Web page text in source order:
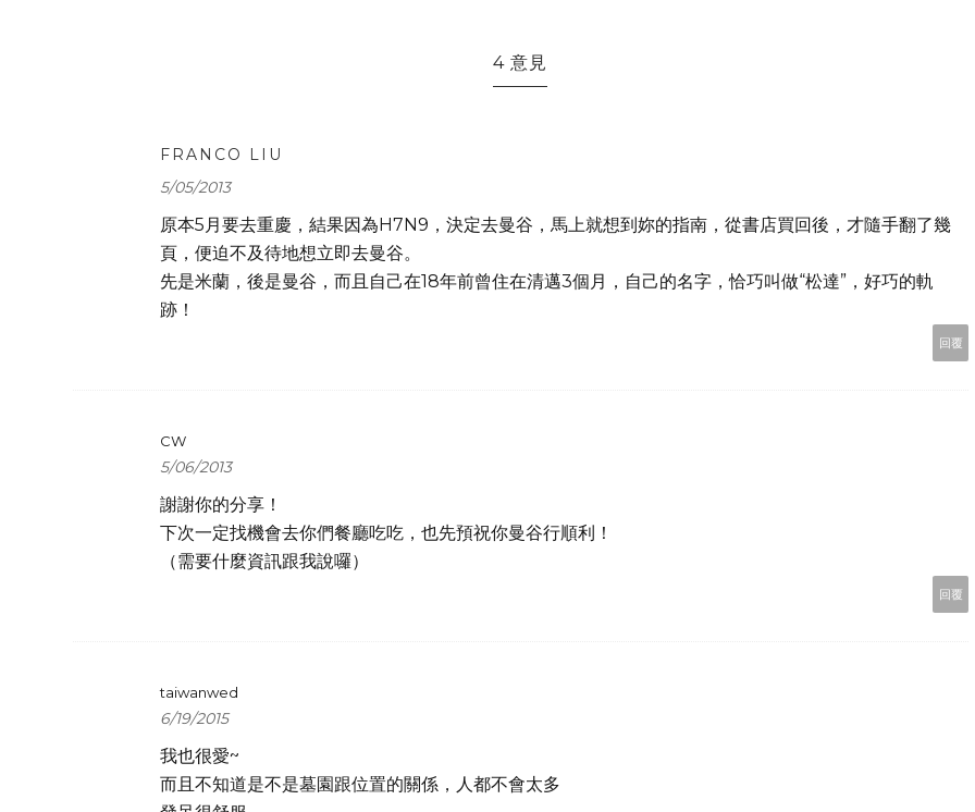
4 意見
FRANCO LIU
5/05/2013
原本5月要去重慶，結果因為H7N9，決定去曼谷，馬上就想到妳的指南，從書店買回後，才隨手翻了幾
頁，便迫不及待地想立即去曼谷。
先是米蘭，後是曼谷，而且自己在18年前曾住在清邁3個月，自己的名字，恰巧叫做“松達”，好巧的軌
跡！
回覆
CW
5/06/2013
謝謝你的分享！
下次一定找機會去你們餐廳吃吃，也先預祝你曼谷行順利！
（需要什麼資訊跟我說囉）
回覆
taiwanwed
6/19/2015
我也很愛~
而且不知道是不是墓園跟位置的關係，人都不會太多